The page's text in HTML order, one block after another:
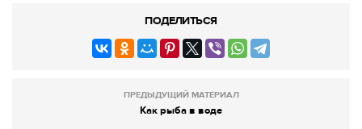
ПОДЕЛИТЬСЯ
ПРЕДЫДУЩИЙ МАТЕРИАЛ
Как рыба в воде